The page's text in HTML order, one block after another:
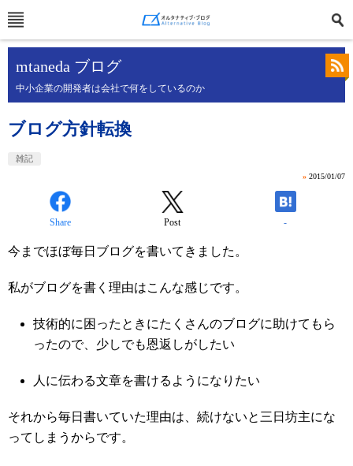
mtaneda ブログ
中小企業の開発者は会社で何をしているのか
ブログ方針転換
雑記
» 2015/01/07
Share Post -
今までほぼ毎日ブログを書いてきました。
私がブログを書く理由はこんな感じです。
技術的に困ったときにたくさんのブログに助けてもら
ったので、少しでも恩返しがしたい
人に伝わる文章を書けるようになりたい
それから毎日書いていた理由は、続けないと三日坊主にな
ってしまうからです。